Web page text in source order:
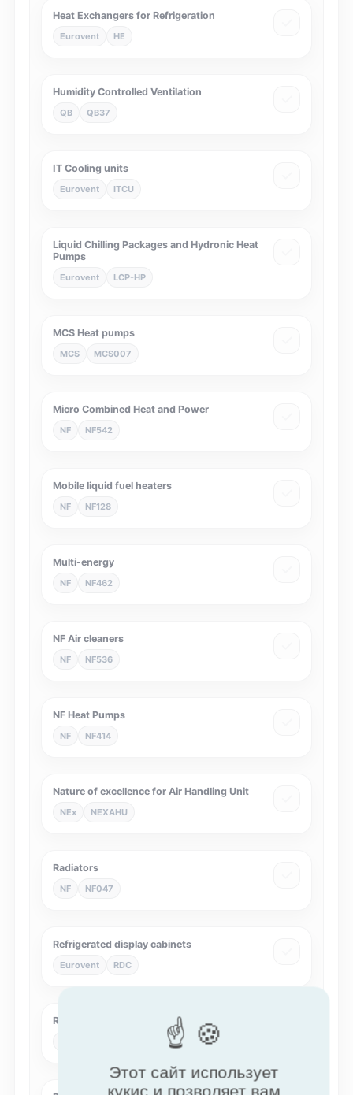
Heat Exchangers for Refrigeration
Eurovent HE
Humidity Controlled Ventilation
QB QB37
IT Cooling units
Eurovent ITCU
Liquid Chilling Packages and Hydronic Heat
Pumps
Eurovent LCP-HP
MCS Heat pumps
MCS MCS007
Micro Combined Heat and Power
NF NF542
Mobile liquid fuel heaters
NF NF128
Multi-energy
NF NF462
NF Air cleaners
NF NF536
NF Heat Pumps
NF NF414
Nature of excellence for Air Handling Unit
NEx NEXAHU
Radiators
NF NF047
Refrigerated display cabinets
Eurovent RDC
Residential Air Handling Units
Этот сайт использует
кукис и позволяет вам